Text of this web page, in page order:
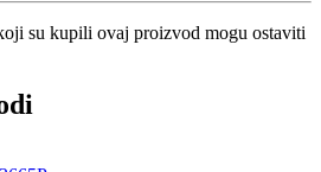
su kupili ovaj proizvod mogu ostaviti